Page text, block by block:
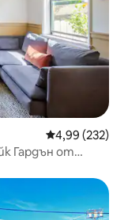
Средна
4,99 (232)
Гардън от